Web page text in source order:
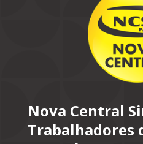
Nova Central
Trabalhadores